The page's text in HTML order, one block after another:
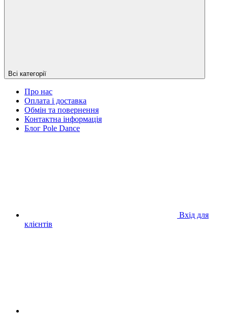
Всі категорії
Про нас
Оплата і доставка
Обмін та повернення
Контактна інформація
Блог Pole Dance
Вхід для
клієнтів